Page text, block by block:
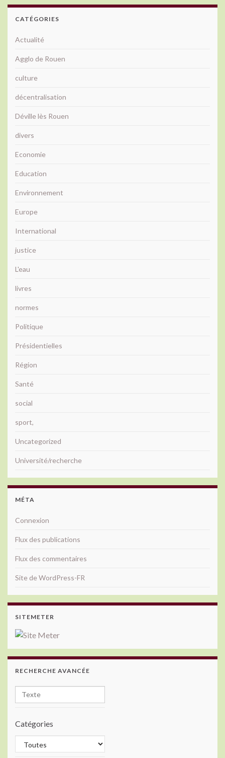
CATÉGORIES
Actualité
Agglo de Rouen
culture
décentralisation
Déville lès Rouen
divers
Economie
Education
Environnement
Europe
International
justice
L'eau
livres
normes
Politique
Présidentielles
Région
Santé
social
sport,
Uncategorized
Université/recherche
MÉTA
Connexion
Flux des publications
Flux des commentaires
Site de WordPress-FR
SITEMETER
RECHERCHE AVANCÉE
Catégories